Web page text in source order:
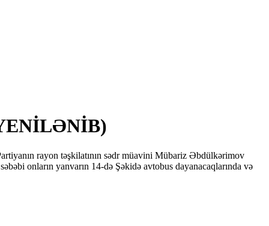
rayon təşkilatının sədr müavini Mübariz Əbdülkərimov
onların yanvarın 14-də Şəkidə avtobus dayanacaqlarında və